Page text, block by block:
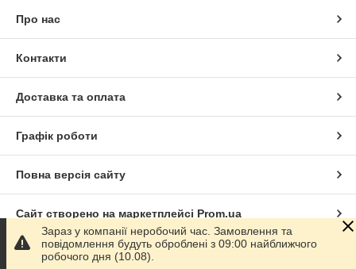
Про нас
Контакти
Доставка та оплата
Графік роботи
Повна версія сайту
Сайт створено на маркетплейсі Prom.ua
Політика конфіденційності
Зараз у компанії неробочий час. Замовлення та
повідомлення будуть оброблені з 09:00 найближчого
робочого дня (10.08).